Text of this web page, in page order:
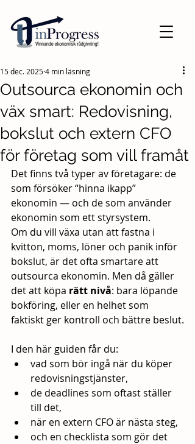
Outsourca ekonomin och
väx smart: Redovisning,
bokslut och extern CFO
för företag som vill framåt
15 dec. 20254 min läsning
Det finns två typer av företagare: de
som försöker “hinna ikapp”
ekonomin — och de som använder
ekonomin som ett styrsystem.
Om du vill växa utan att fastna i
kvitton, moms, löner och panik inför
bokslut, är det ofta smartare att
outsourca ekonomin. Men då gäller
det att köpa rätt nivå: bara löpande
bokföring, eller en helhet som
faktiskt ger kontroll och bättre beslut.
I den här guiden får du:
vad som bör ingå när du köper
redovisningstjänster,
de deadlines som oftast ställer
till det,
när en extern CFO är nästa steg,
och en checklista som gör det